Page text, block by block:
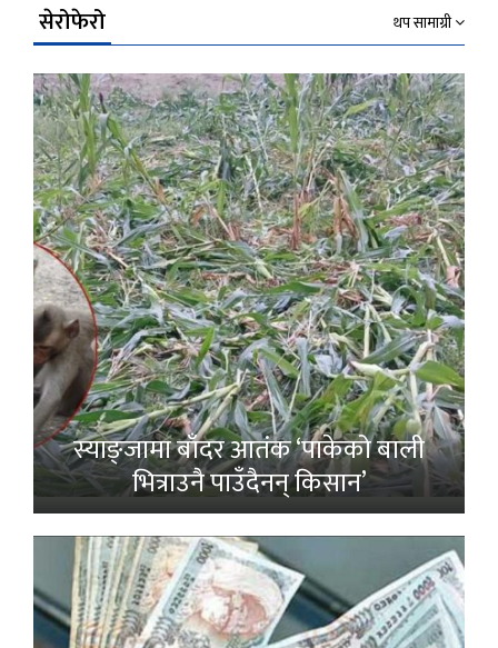
सेरोफेरो थप सामाग्री
स्याङ्जामा बाँदर आतंक ‘पाकेको बाली
भित्राउनै पाउँदैनन् किसान’